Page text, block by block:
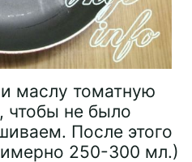
маслу томатную
чтобы не было
После этого
250-300 мл.)